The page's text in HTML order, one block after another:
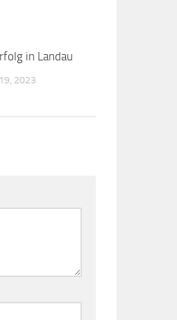
in Landau
2023